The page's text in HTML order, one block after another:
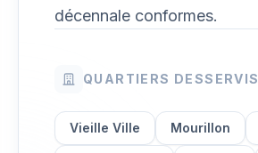
décennale conformes.
QUARTIERS DESSERVIS
Vieille Ville Mourillon